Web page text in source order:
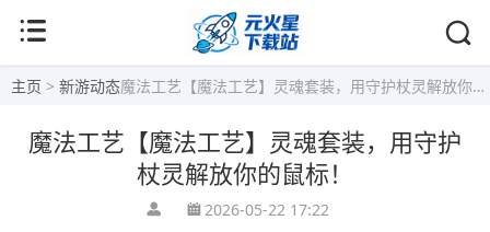
主页 > 新游动态魔法工艺【魔法工艺】灵魂套装，用守护杖灵解放你的鼠标！
魔法工艺【魔法工艺】灵魂套装，用守护
杖灵解放你的鼠标！
2026-05-22 17:22